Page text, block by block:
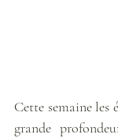
Cette semaine les
grande